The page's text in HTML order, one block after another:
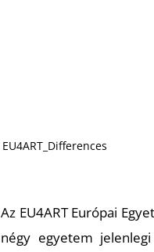
EU4ART_Differences
Az EU4ART Európai
négy egyetem